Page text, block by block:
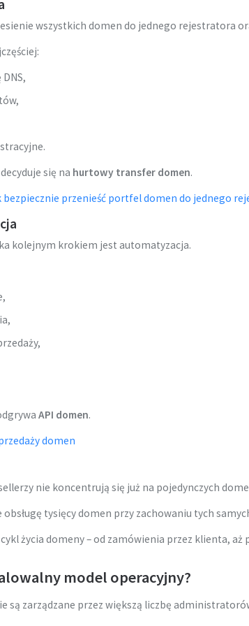
wszystkich domen do jednego rejestratora
się na hurtowy transfer domen.
przenieść portfel domen do jednego
kolejnym krokiem jest automatyzacja.
API domen.
domen
nie koncentrują się już na pojedynczych
tysięcy domen przy zachowaniu tych
życia domeny – od zamówienia przez klienta,
model operacyjny?
są zarządzane przez większą liczbę